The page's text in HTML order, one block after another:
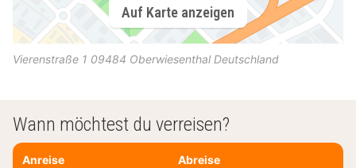
Auf Karte anzeigen
Vierenstraße 1 09484 Oberwiesenthal Deutschland
Wann möchtest du verreisen?
Anreise Abreise